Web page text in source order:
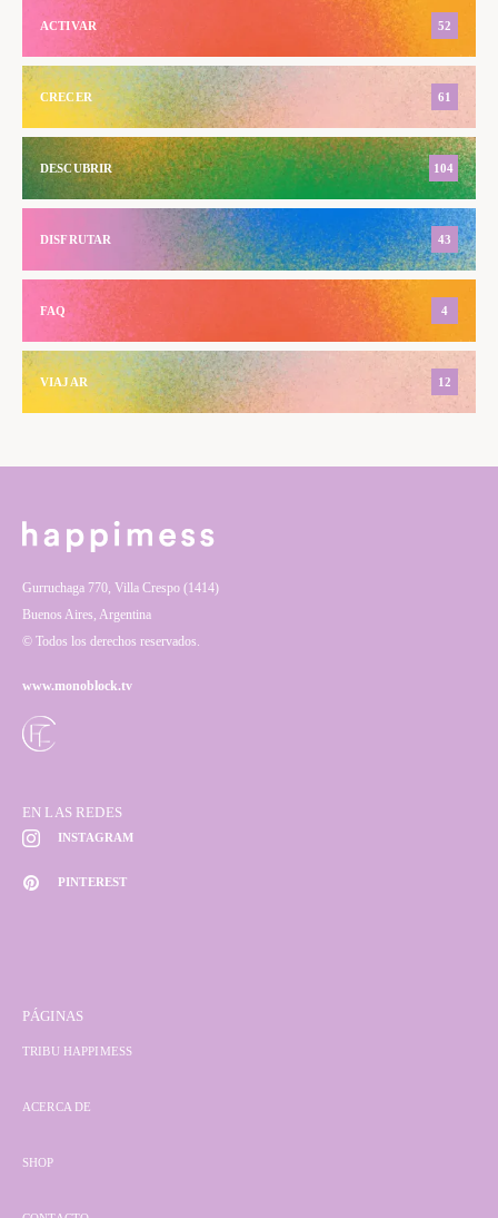
ACTIVAR 52
CRECER 61
DESCUBRIR 104
DISFRUTAR 43
FAQ 4
VIAJAR 12
Gurruchaga 770, Villa Crespo (1414)
Buenos Aires, Argentina
© Todos los derechos reservados.
www.monoblock.tv
EN LAS REDES
INSTAGRAM
PINTEREST
PÁGINAS
TRIBU HAPPIMESS
ACERCA DE
SHOP